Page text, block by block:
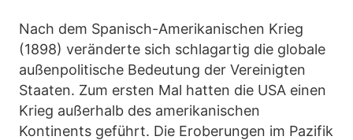
Nach dem Spanisch-Amerikanischen Krieg
(1898) veränderte sich schlagartig die globale
außenpolitische Bedeutung der Vereinigten
Staaten. Zum ersten Mal hatten die USA einen
Krieg außerhalb des amerikanischen
Kontinents geführt. Die Eroberungen im Pazifik